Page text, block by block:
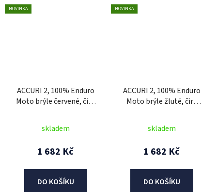
NOVINKA
ACCURI 2, 100% Enduro
Moto brýle červené, čiré
skladem
1 682 Kč
DO KOŠÍKU
NOVINKA
ACCURI 2, 100% Enduro
Moto brýle žluté, čiré
skladem
1 682 Kč
DO KOŠÍKU